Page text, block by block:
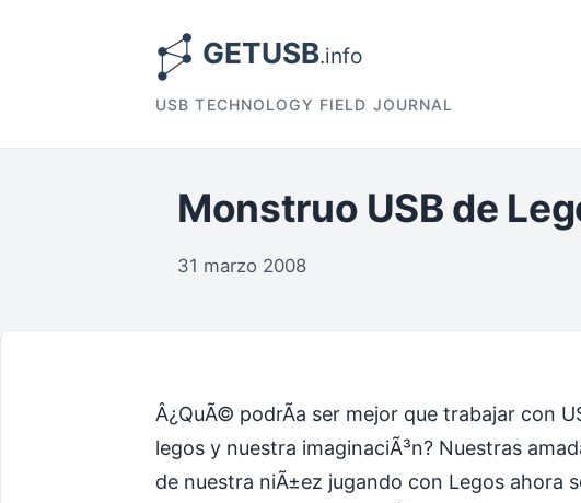
USB TECHNOLOGY FIELD JOURNAL
Monstruo USB de
31 marzo 2008
Â¿QuÃ© podrÃ­a ser mejor que trabajar con
legos y nuestra imaginaciÃ³n? Nuestras
de nuestra niÃ±ez jugando con Legos ahora